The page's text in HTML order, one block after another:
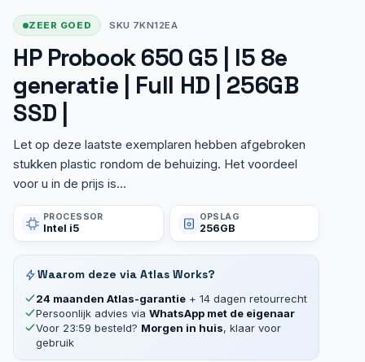
ZEER GOED SKU 7KN12EA
HP Probook 650 G5 | I5 8e
generatie | Full HD | 256GB
SSD |
Let op deze laatste exemplaren hebben afgebroken
stukken plastic rondom de behuizing. Het voordeel
voor u in de prijs is...
PROCESSOR
Intel i5
OPSLAG
256GB
Waarom deze via Atlas Works?
24 maanden Atlas-garantie + 14 dagen retourrecht
Persoonlijk advies via WhatsApp met de eigenaar
Voor 23:59 besteld? Morgen in huis, klaar voor
gebruik